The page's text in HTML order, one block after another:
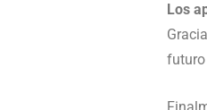
Los
futuro